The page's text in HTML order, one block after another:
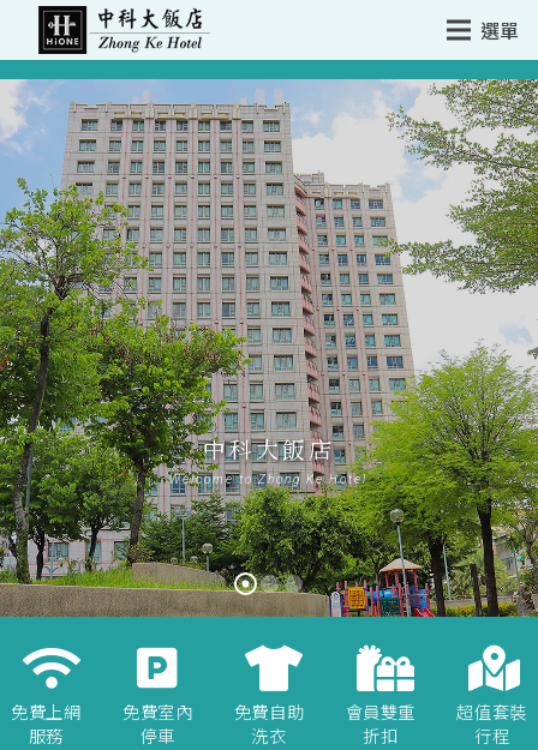
選單
中科大飯店
Welcome to Zhong Ke Hotel
免費上網
服務
免費室內
停車
免費自助
洗衣
會員雙重
折扣
超值套裝
行程